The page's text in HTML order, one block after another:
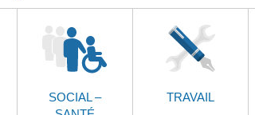
SOCIAL –
TRAVAIL